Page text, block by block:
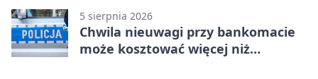
5 sierpnia 2026
Chwila nieuwagi przy bankomacie
może kosztować więcej niż